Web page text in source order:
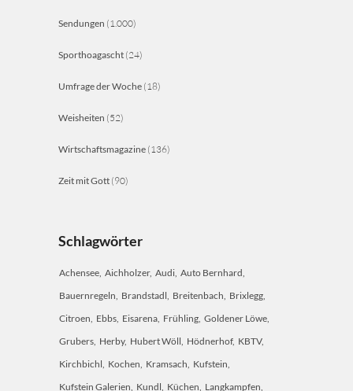
Sendungen (1.000)
Sporthoagascht (24)
Umfrage der Woche (18)
Weisheiten (52)
Wirtschaftsmagazine (136)
Zeit mit Gott (90)
Schlagwörter
Achensee Aichholzer Audi Auto Bernhard
Bauernregeln Brandstadl Breitenbach Brixlegg
Citroen Ebbs Eisarena Frühling Goldener Löwe
Grubers Herby Hubert Wöll Hödnerhof KBTV
Kirchbichl Kochen Kramsach Kufstein
Kufstein Galerien Kundl Küchen Langkampfen